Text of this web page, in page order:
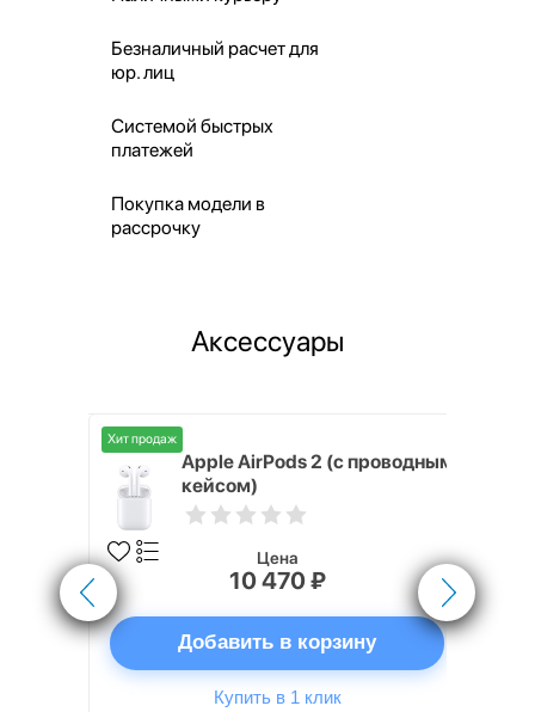
Безналичный расчет для
юр. лиц
Системой быстрых
платежей
Покупка модели в
рассрочку
Аксессуары
Хит продаж
Apple AirPods 2 (с проводным
кейсом)
Цена
10 470 ₽
Добавить в корзину
Купить в 1 клик